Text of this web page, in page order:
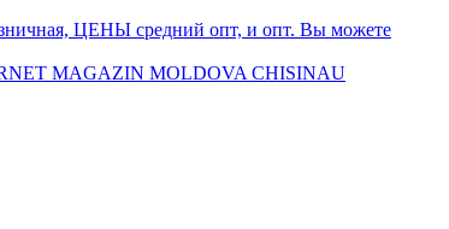
ЦЕНЫ средний опт, и опт. Вы можете
MAGAZIN MOLDOVA CHISINAU